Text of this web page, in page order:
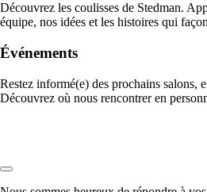
Découvrez les coulisses de Stedman.
équipe, nos idées et les histoires qui
Événements
Restez informé(e) des prochains salons,
Découvrez où nous rencontrer en